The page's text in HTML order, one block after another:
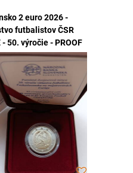
2 euro 2026 -
futbalistov ČSR
- 50. výročie - PROOF